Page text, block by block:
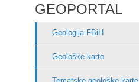
GEOPORTAL
Geologija FBiH
Geološke karte